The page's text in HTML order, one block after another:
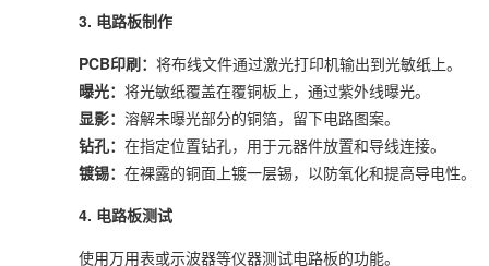
3. 电路板制作
PCB印刷： 将布线文件通过激光打印机输出到光敏纸上。
曝光： 将光敏纸覆盖在覆铜板上，通过紫外线曝光。
显影： 溶解未曝光部分的铜箔，留下电路图案。
钻孔： 在指定位置钻孔，用于元器件放置和导线连接。
镀锡： 在裸露的铜面上镀一层锡，以防氧化和提高导电性。
4. 电路板测试
使用万用表或示波器等仪器测试电路板的功能。